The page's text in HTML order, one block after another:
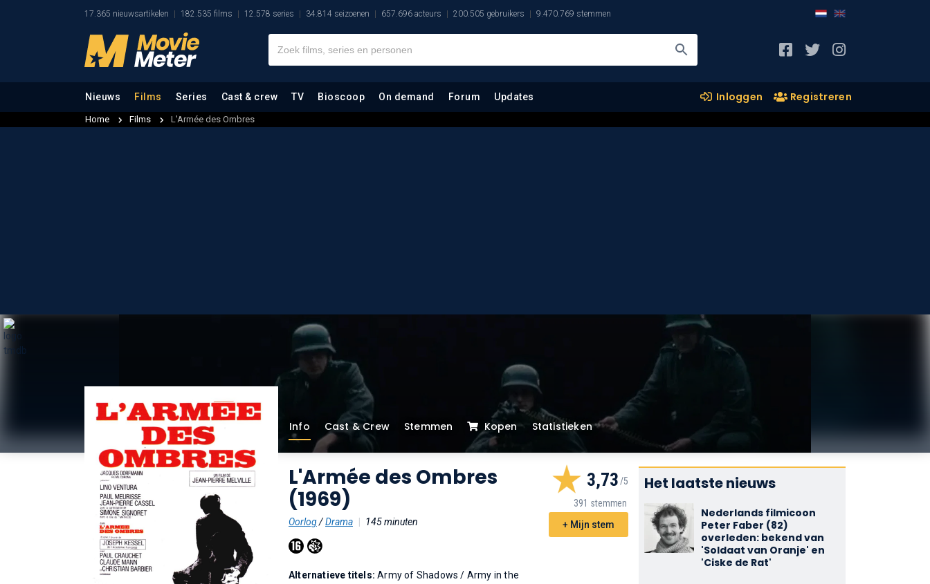
17.365 nieuwsartikelen 182.535 films 12.578 series 34.814 seizoenen 657.696 acteurs 200.505 gebruikers 9.470.769 stemmen
Nieuws Films Series Cast & crew TV Bioscoop On demand Forum Updates Inloggen Registreren
Home Films L'Armée des Ombres
Info Cast & Crew Stemmen Kopen Statistieken
L'Armée des Ombres
(1969)
Oorlog/Drama 145 minuten
3,73
391 stemmen
+ Mijn stem
Alternatieve titels:Army of Shadows/ Army in the
Het laatste nieuws
Nederlands filmicoon
Peter Faber (82)
overleden: bekend van
'Soldaat van Oranje' en
'Ciske de Rat'